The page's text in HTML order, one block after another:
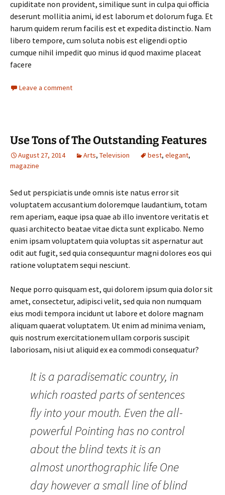
cupiditate non provident, similique sunt in culpa qui officia
deserunt mollitia animi, id est laborum et dolorum fuga. Et
harum quidem rerum facilis est et expedita distinctio. Nam
libero tempore, cum soluta nobis est eligendi optio
cumque nihil impedit quo minus id quod maxime placeat
facere
Leave a comment
Use Tons of The Outstanding Features
August 27, 2014 Arts, Television best, elegant,
magazine
Sed ut perspiciatis unde omnis iste natus error sit
voluptatem accusantium doloremque laudantium, totam
rem aperiam, eaque ipsa quae ab illo inventore veritatis et
quasi architecto beatae vitae dicta sunt explicabo. Nemo
enim ipsam voluptatem quia voluptas sit aspernatur aut
odit aut fugit, sed quia consequuntur magni dolores eos qui
ratione voluptatem sequi nesciunt.
Neque porro quisquam est, qui dolorem ipsum quia dolor sit
amet, consectetur, adipisci velit, sed quia non numquam
eius modi tempora incidunt ut labore et dolore magnam
aliquam quaerat voluptatem. Ut enim ad minima veniam,
quis nostrum exercitationem ullam corporis suscipit
laboriosam, nisi ut aliquid ex ea commodi consequatur?
It is a paradisematic country, in
which roasted parts of sentences
fly into your mouth. Even the all-
powerful Pointing has no control
about the blind texts it is an
almost unorthographic life One
day however a small line of blind